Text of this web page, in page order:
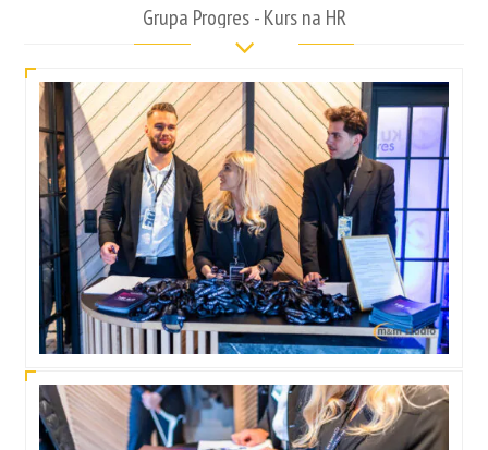
Grupa Progres - Kurs na HR